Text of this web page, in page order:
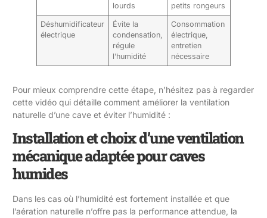
lourds
petits rongeurs
Déshumidificateur
électrique
Évite la
condensation,
régule
l’humidité
Consommation
électrique,
entretien
nécessaire
Pour mieux comprendre cette étape, n’hésitez pas à regarder
cette vidéo qui détaille comment améliorer la ventilation
naturelle d’une cave et éviter l’humidité :
Installation et choix d’une ventilation
mécanique adaptée pour caves
humides
Dans les cas où l’humidité est fortement installée et que
l’aération naturelle n’offre pas la performance attendue, la